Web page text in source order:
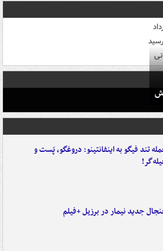
تند فیگو به اینفانتینو: دروغگو، پَست‌ و
جدید نیمار در برزیل +فیلم